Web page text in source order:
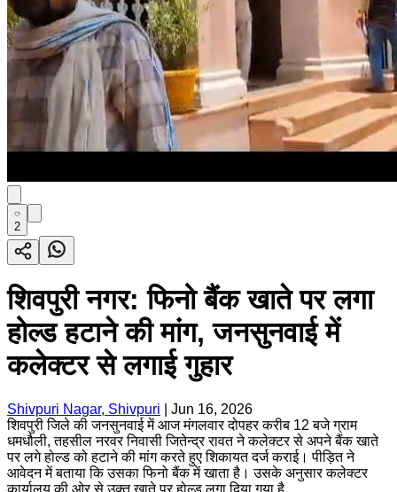
2
शिवपुरी नगर: फिनो बैंक खाते पर लगा
होल्ड हटाने की मांग, जनसुनवाई में
कलेक्टर से लगाई गुहार
Shivpuri Nagar, Shivpuri
Jun 16, 2026
शिवपुरी जिले की जनसुनवाई में आज मंगलवार दोपहर करीब 12 बजे ग्राम
धमधौली, तहसील नरवर निवासी जितेन्द्र रावत ने कलेक्टर से अपने बैंक खाते
पर लगे होल्ड को हटाने की मांग करते हुए शिकायत दर्ज कराई। पीड़ित ने
आवेदन में बताया कि उसका फिनो बैंक में खाता है। उसके अनुसार कलेक्टर
कार्यालय की ओर से उक्त खाते पर होल्ड लगा दिया गया है,